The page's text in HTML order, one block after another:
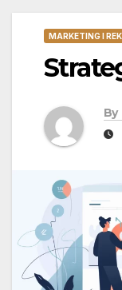
MARKETING I
By